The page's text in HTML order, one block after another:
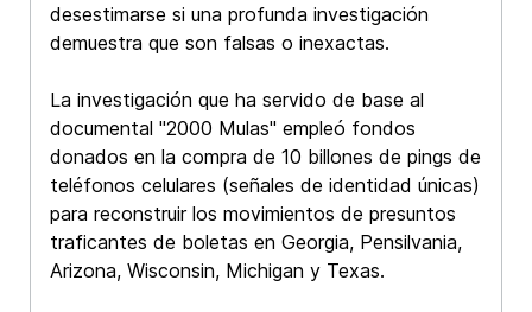
desestimarse si una profunda investigación
demuestra que son falsas o inexactas.
La investigación que ha servido de base al
documental "2000 Mulas" empleó fondos
donados en la compra de 10 billones de pings de
teléfonos celulares (señales de identidad únicas)
para reconstruir los movimientos de presuntos
traficantes de boletas en Georgia, Pensilvania,
Arizona, Wisconsin, Michigan y Texas.